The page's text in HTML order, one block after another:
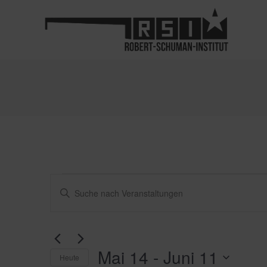
Suche
Bitte
Schlüsselwort
nach
Veranstaltungen
Heute Mai 14 - Juni 11